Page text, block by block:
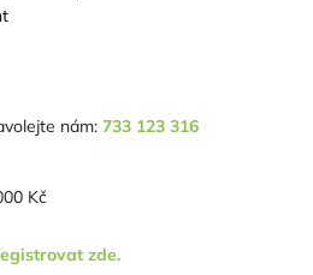
nám: 733 123 316
Kč
zde.